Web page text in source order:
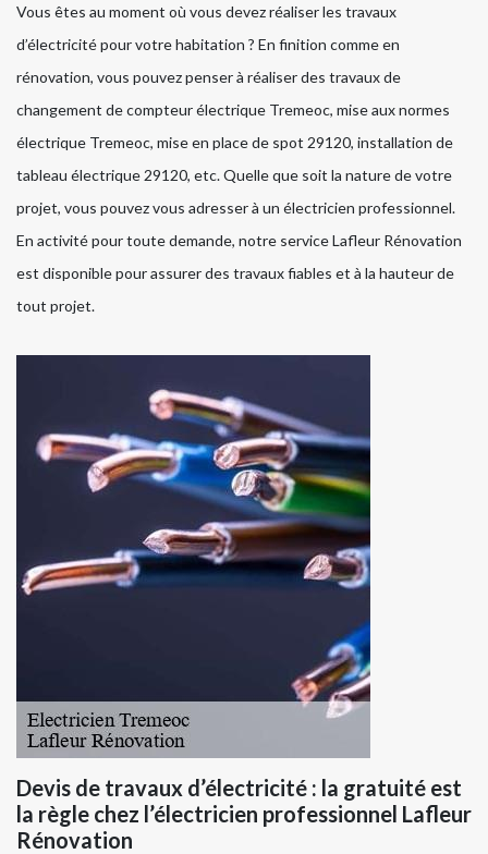
Vous êtes au moment où vous devez réaliser les travaux
d’électricité pour votre habitation ? En finition comme en
rénovation, vous pouvez penser à réaliser des travaux de
changement de compteur électrique Tremeoc, mise aux normes
électrique Tremeoc, mise en place de spot 29120, installation de
tableau électrique 29120, etc. Quelle que soit la nature de votre
projet, vous pouvez vous adresser à un électricien professionnel.
En activité pour toute demande, notre service Lafleur Rénovation
est disponible pour assurer des travaux fiables et à la hauteur de
tout projet.
Devis de travaux d’électricité : la gratuité est
la règle chez l’électricien professionnel Lafleur
Rénovation